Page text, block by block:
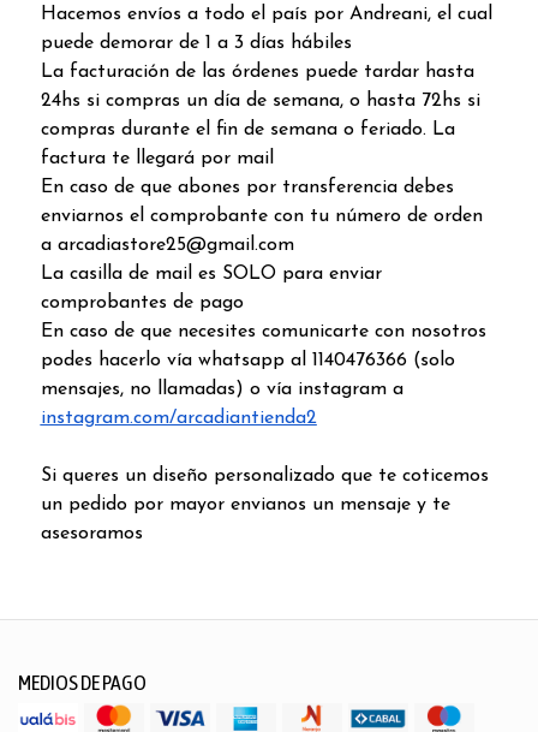
Hacemos envíos a todo el país por Andreani, el cual
puede demorar de 1 a 3 días hábiles
La facturación de las órdenes puede tardar hasta
24hs si compras un día de semana, o hasta 72hs si
compras durante el fin de semana o feriado. La
factura te llegará por mail
En caso de que abones por transferencia debes
enviarnos el comprobante con tu número de orden
a arcadiastore25@gmail.com
La casilla de mail es SOLO para enviar
comprobantes de pago
En caso de que necesites comunicarte con nosotros
podes hacerlo vía whatsapp al 1140476366 (solo
mensajes, no llamadas) o vía instagram a
instagram.com/arcadiantienda2
Si queres un diseño personalizado que te coticemos
un pedido por mayor envianos un mensaje y te
asesoramos
MEDIOS DE PAGO